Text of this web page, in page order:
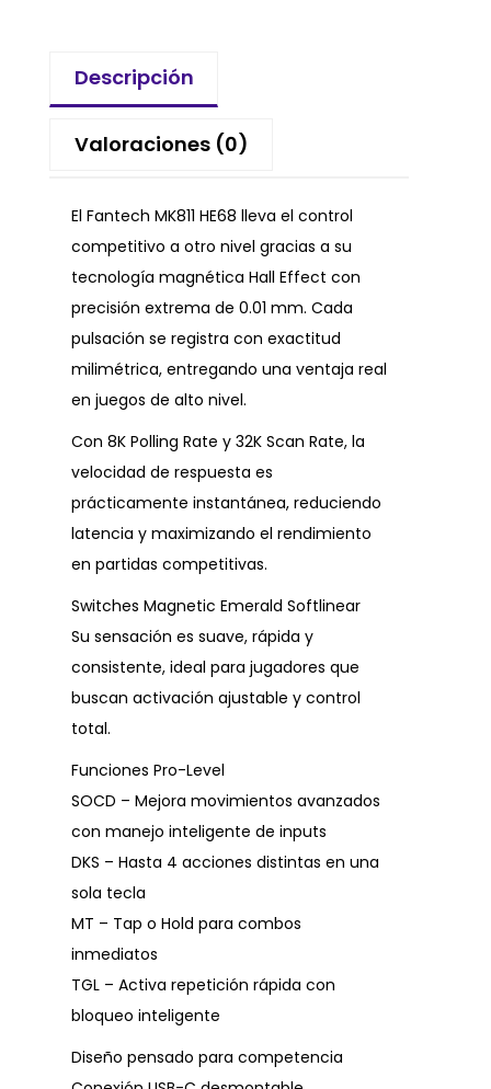
Descripción
Valoraciones (0)
El Fantech MK811 HE68 lleva el control
competitivo a otro nivel gracias a su
tecnología magnética Hall Effect con
precisión extrema de 0.01 mm. Cada
pulsación se registra con exactitud
milimétrica, entregando una ventaja real
en juegos de alto nivel.
Con 8K Polling Rate y 32K Scan Rate, la
velocidad de respuesta es
prácticamente instantánea, reduciendo
latencia y maximizando el rendimiento
en partidas competitivas.
Switches Magnetic Emerald Softlinear
Su sensación es suave, rápida y
consistente, ideal para jugadores que
buscan activación ajustable y control
total.
Funciones Pro-Level
SOCD – Mejora movimientos avanzados
con manejo inteligente de inputs
DKS – Hasta 4 acciones distintas en una
sola tecla
MT – Tap o Hold para combos
inmediatos
TGL – Activa repetición rápida con
bloqueo inteligente
Diseño pensado para competencia